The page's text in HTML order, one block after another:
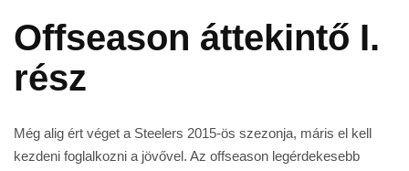
Offseason áttekintő I.
rész
Még alig ért véget a Steelers 2015-ös szezonja, máris el kell
kezdeni foglalkozni a jövővel. Az offseason legérdekesebb